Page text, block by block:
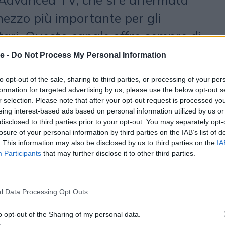
- Do Not Process My Personal Information
opt-out of the sale, sharing to third parties, or processing of your
for targeted advertising by us, please use the below opt-out
selection. Please note that after your opt-out request is processed
interest-based ads based on personal information utilized by us
to third parties prior to your opt-out. You may separately
of your personal information by third parties on the IAB’s list of
This information may also be disclosed by us to third parties on the
Participants that may further disclose it to other third parties.
Data Processing Opt Outs
opt-out of the Sharing of my personal data.
più importante per gli
Questo canale offre sempre di
per le aziende nel panorama
Inoltre, l’apertura alla
piattaforme come Amazon
potrà portare il comparto
i 660 milioni di euro (+25% vs
la Tv lineare, OMG stima
2025, con una riduzione del -2%,
sportivi. Tuttavia, è
che il 2024 ha registrato ottimi
del +7,3%, dimostrando